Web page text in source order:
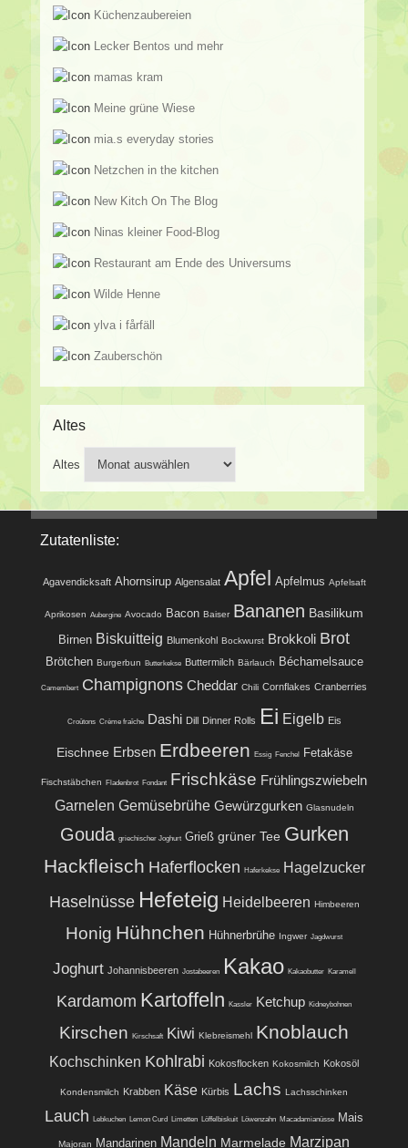
Küchenzaubereien
Lecker Bentos und mehr
mamas kram
Meine grüne Wiese
mia.s everyday stories
Netzchen in the kitchen
New Kitch On The Blog
Ninas kleiner Food-Blog
Restaurant am Ende des Universums
Wilde Henne
ylva i fårfäll
Zauberschön
Altes
Altes
Zutatenliste:
Agavendicksaft Ahornsirup Algensalat Apfel Apfelmus Apfelsaft
Aprikosen Aubergine Avocado Bacon Baiser Bananen Basilikum
Birnen Biskuitteig Blumenkohl Bockwurst Brokkoli Brot
Brötchen Burgerbun Butterkekse Buttermilch Bärlauch Béchamelsauce
Camembert Champignons Cheddar Chili Cornflakes Cranberries
Croûtons Crème fraîche Dashi Dill Dinner Rolls Ei Eigelb Eis
Eischnee Erbsen Erdbeeren Essig Fenchel Fetakäse
Fischstäbchen Fladenbrot Fondant Frischkäse Frühlingszwiebeln
Garnelen Gemüsebrühe Gewürzgurken Glasnudeln
Gouda griechischer Joghurt Grieß grüner Tee Gurken
Hackfleisch Haferflocken Haferkekse Hagelzucker
Haselnüsse Hefeteig Heidelbeeren Himbeeren
Honig Hühnchen Hühnerbrühe Ingwer Jagdwurst
Joghurt Johannisbeeren Jostabeeren Kakao Kakaobutter Karamell
Kardamom Kartoffeln Kassler Ketchup Kidneybohnen
Kirschen Kirschsaft Kiwi Klebreismehl Knoblauch
Kochschinken Kohlrabi Kokosflocken Kokosmilch Kokosöl
Kondensmilch Krabben Käse Kürbis Lachs Lachsschinken
Lauch Lebkuchen Lemon Curd Limetten Löffelbiskuit Löwenzahn Macadamianüsse Mais
Majoran Mandarinen Mandeln Marmelade Marzipan